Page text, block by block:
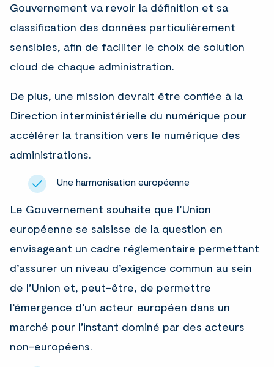
Gouvernement va revoir la définition et sa
classification des données particulièrement
sensibles, afin de faciliter le choix de solution
cloud de chaque administration.
De plus, une mission devrait être confiée à la
Direction interministérielle du numérique pour
accélérer la transition vers le numérique des
administrations.
Une harmonisation européenne
Le Gouvernement souhaite que l’Union
européenne se saisisse de la question en
envisageant un cadre réglementaire permettant
d’assurer un niveau d’exigence commun au sein
de l’Union et, peut-être, de permettre
l’émergence d’un acteur européen dans un
marché pour l’instant dominé par des acteurs
non-européens.